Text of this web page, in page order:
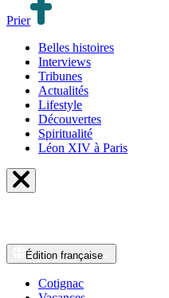
Prier
Belles histoires
Interviews
Tribunes
Actualités
Lifestyle
Découvertes
Spiritualité
Léon XIV à Paris
Édition française
Cotignac